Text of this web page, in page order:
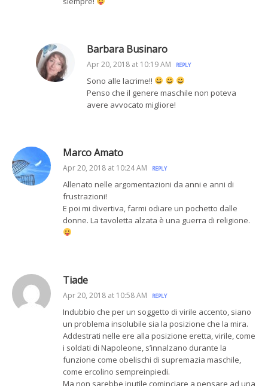
Barbara Businaro
Apr 20, 2018 at 10:19 AM REPLY
Sono alle lacrime!!
Penso che il genere maschile non poteva
avere avvocato migliore!
Marco Amato
Apr 20, 2018 at 10:24 AM REPLY
Allenato nelle argomentazioni da anni e anni di
frustrazioni!
E poi mi divertiva, farmi odiare un pochetto dalle
donne. La tavoletta alzata è una guerra di religione.
Tiade
Apr 20, 2018 at 10:58 AM REPLY
Indubbio che per un soggetto di virile accento, siano
un problema insolubile sia la posizione che la mira.
Addestrati nelle ere alla posizione eretta, virile, come
i soldati di Napoleone, s’innalzano durante la
funzione come obelischi di supremazia maschile,
come ercolino sempreinpiedi.
Ma non sarebbe inutile cominciare a pensare ad una